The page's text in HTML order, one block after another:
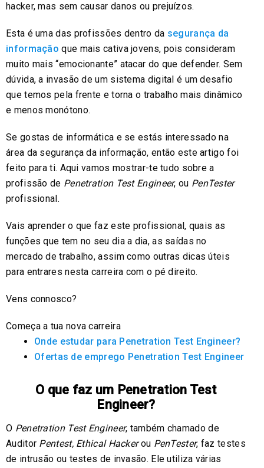
hacker, mas sem causar danos ou prejuízos.
Esta é uma das profissões dentro da segurança da
informação que mais cativa jovens, pois consideram
muito mais “emocionante” atacar do que defender. Sem
dúvida, a invasão de um sistema digital é um desafio
que temos pela frente e torna o trabalho mais dinâmico
e menos monótono.
Se gostas de informática e se estás interessado na
área da segurança da informação, então este artigo foi
feito para ti. Aqui vamos mostrar-te tudo sobre a
profissão de Penetration Test Engineer, ou PenTester
profissional.
Vais aprender o que faz este profissional, quais as
funções que tem no seu dia a dia, as saídas no
mercado de trabalho, assim como outras dicas úteis
para entrares nesta carreira com o pé direito.
Vens connosco?
Começa a tua nova carreira
Onde estudar para Penetration Test Engineer?
Ofertas de emprego Penetration Test Engineer
O que faz um Penetration Test
Engineer?
O Penetration Test Engineer, também chamado de
Auditor Pentest, Ethical Hackerou PenTester, faz testes
de intrusão ou testes de invasão. Ele utiliza várias